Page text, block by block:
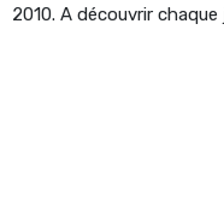
2010. A découvrir chaque